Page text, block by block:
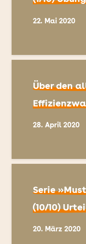
22. Mai 2020
Über den
28. April 2020
Serie
(10/10)
20. März 2020